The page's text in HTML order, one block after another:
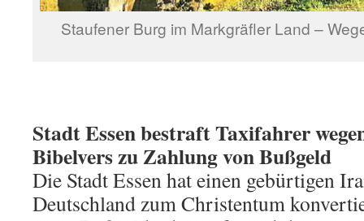
Staufener Burg im Markgräfler Land –
Stadt Essen bestraft Taxifahrer
Bibelvers zu Zahlung von Bußgeld
Die Stadt Essen hat einen gebürtigen
Deutschland zum Christentum